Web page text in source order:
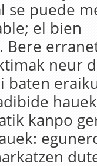
se puede
el bien
Bere
neur
baten
kanpo